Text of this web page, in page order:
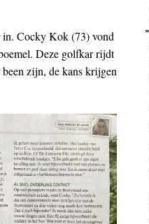
in. Cocky Kok (73) vond
Deze golfkar rijdt
zijn, de kans krijgen